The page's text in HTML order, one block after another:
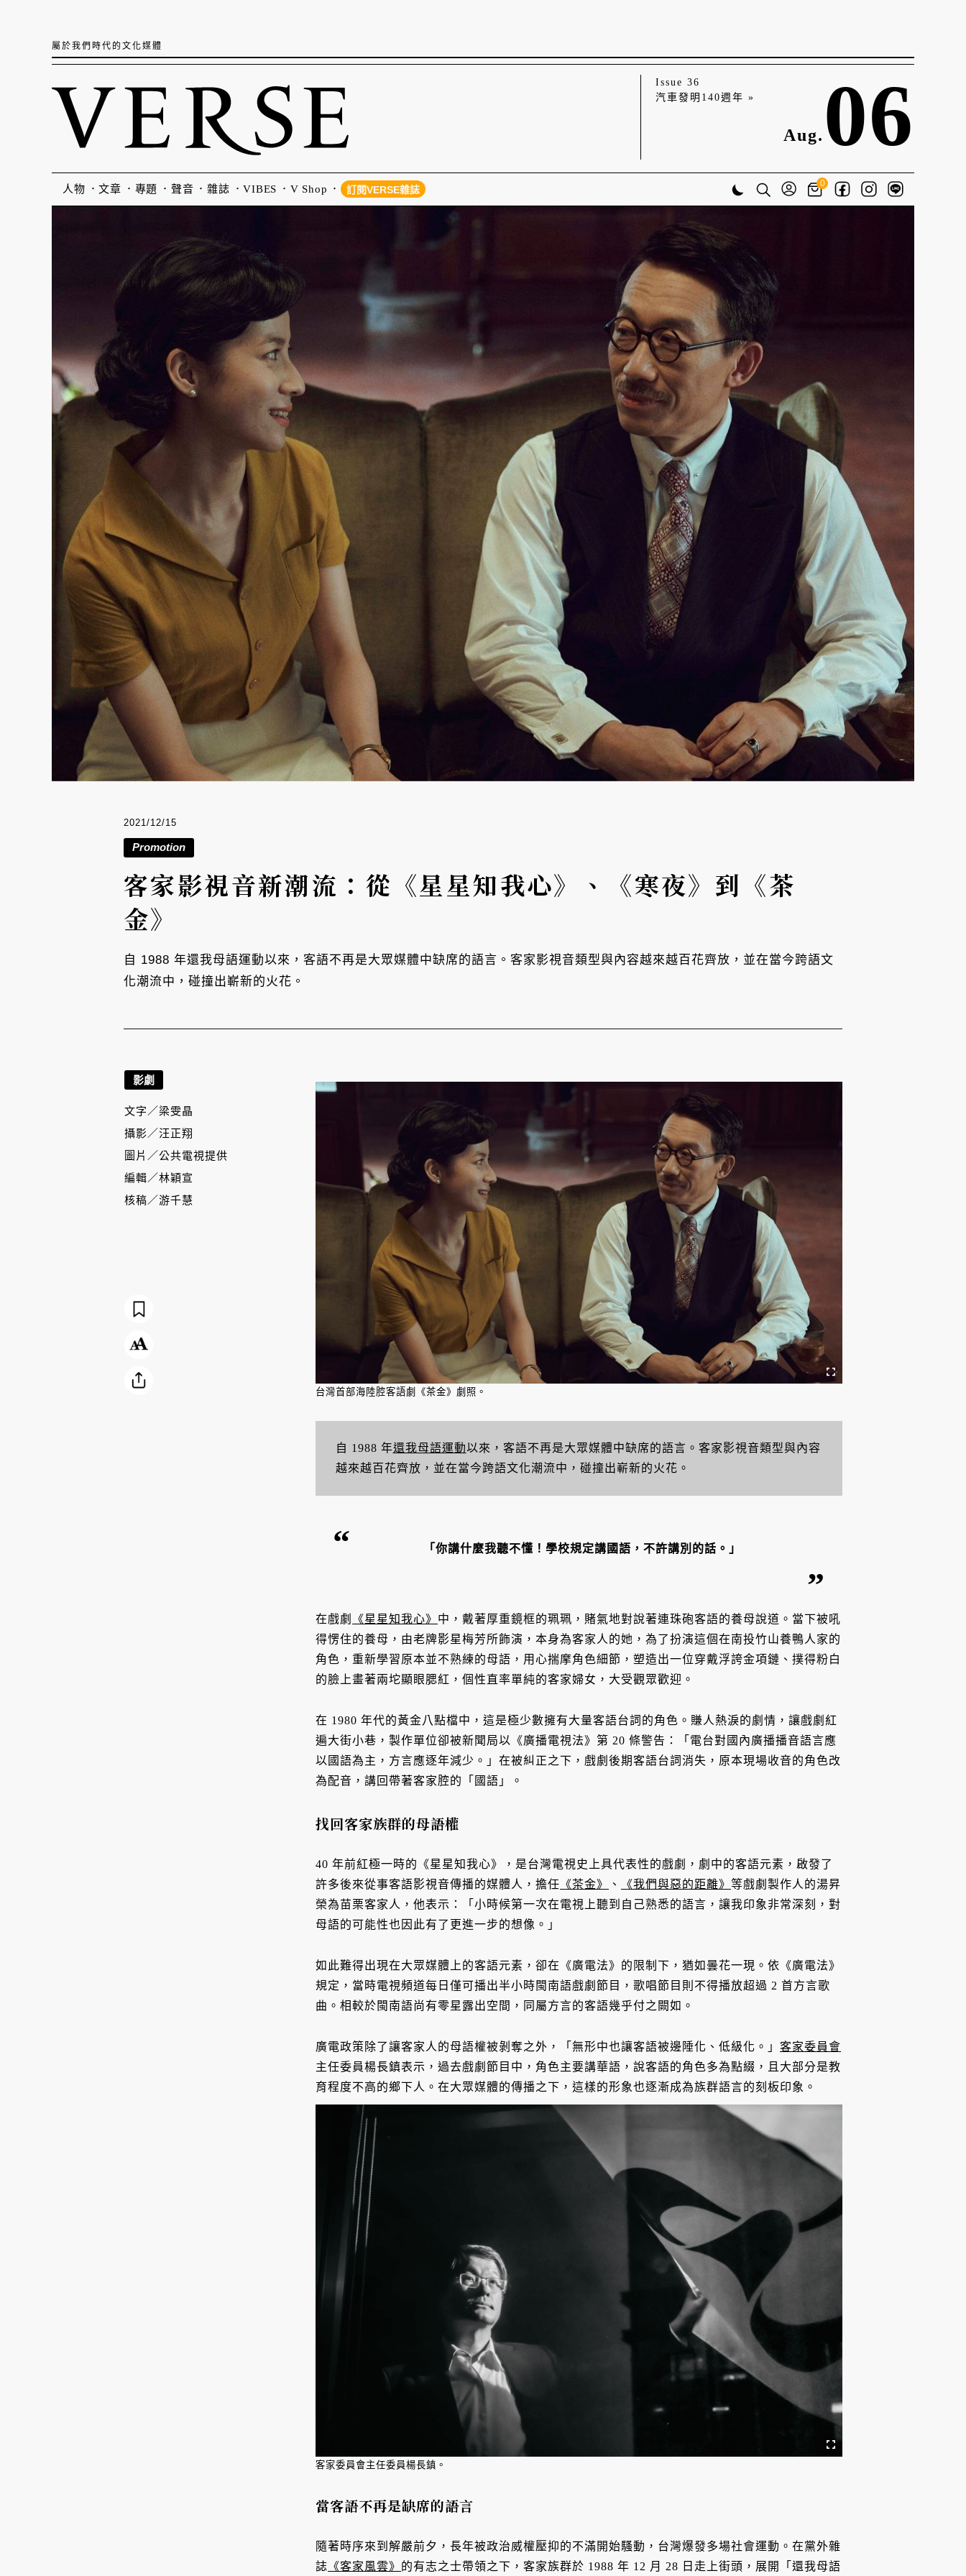
屬於我們時代的文化媒體
Issue 36
汽車發明140週年 »
Aug. 06
人物 文章 專題 聲音 雜誌 VIBES V Shop 訂閱VERSE雜誌
0
2021/12/15
Promotion
客家影視音新潮流：從《星星知我心》、《寒夜》到《茶
金》
自 1988 年還我母語運動以來，客語不再是大眾媒體中缺席的語言。客家影視音類型與內容越來越百花齊放，並在當今跨語文
化潮流中，碰撞出嶄新的火花。
台灣首部海陸腔客語劇《茶金》劇照。
自 1988 年還我母語運動以來，客語不再是大眾媒體中缺席的語言。客家影視音類型與內容
越來越百花齊放，並在當今跨語文化潮流中，碰撞出嶄新的火花。
「你講什麼我聽不懂！學校規定講國語，不許講別的話。」
在戲劇 《星星知我心》 中，戴著厚重鏡框的珮珮，賭氣地對說著連珠砲客語的養母說道。當下被吼
得愣住的養母，由老牌影星梅芳所飾演，本身為客家人的她，為了扮演這個在南投竹山養鴨人家的
角色，重新學習原本並不熟練的母語，用心揣摩角色細節，塑造出一位穿戴浮誇金項鏈、撲得粉白
的臉上畫著兩坨顯眼腮紅，個性直率單純的客家婦女，大受觀眾歡迎。
在 1980 年代的黃金八點檔中，這是極少數擁有大量客語台詞的角色。賺人熱淚的劇情，讓戲劇紅
遍大街小巷，製作單位卻被新聞局以《廣播電視法》第 20 條警告：「電台對國內廣播播音語言應
以國語為主，方言應逐年減少。」在被糾正之下，戲劇後期客語台詞消失，原本現場收音的角色改
為配音，講回帶著客家腔的「國語」。
找回客家族群的母語權
40 年前紅極一時的《星星知我心》，是台灣電視史上具代表性的戲劇，劇中的客語元素，啟發了
許多後來從事客語影視音傳播的媒體人，擔任 《茶金》 、 《我們與惡的距離》 等戲劇製作人的湯昇
榮為苗栗客家人，他表示：「小時候第一次在電視上聽到自己熟悉的語言，讓我印象非常深刻，對
母語的可能性也因此有了更進一步的想像。」
如此難得出現在大眾媒體上的客語元素，卻在《廣電法》的限制下，猶如曇花一現。依《廣電法》
規定，當時電視頻道每日僅可播出半小時閩南語戲劇節目，歌唱節目則不得播放超過 2 首方言歌
曲。相較於閩南語尚有零星露出空間，同屬方言的客語幾乎付之闕如。
廣電政策除了讓客家人的母語權被剝奪之外，「無形中也讓客語被邊陲化、低級化。」 客家委員會
主任委員楊長鎮表示，過去戲劇節目中，角色主要講華語，說客語的角色多為點綴，且大部分是教
育程度不高的鄉下人。在大眾媒體的傳播之下，這樣的形象也逐漸成為族群語言的刻板印象。
客家委員會主任委員楊長鎮。
當客語不再是缺席的語言
隨著時序來到解嚴前夕，長年被政治威權壓抑的不滿開始騷動，台灣爆發多場社會運動。在黨外雜
誌 《客家風雲》 的有志之士帶領之下，客家族群於 1988 年 12 月 28 日走上街頭，展開「還我母語
影劇
文字／梁雯晶
攝影／汪正翔
圖片／公共電視提供
編輯／林穎宣
核稿／游千慧